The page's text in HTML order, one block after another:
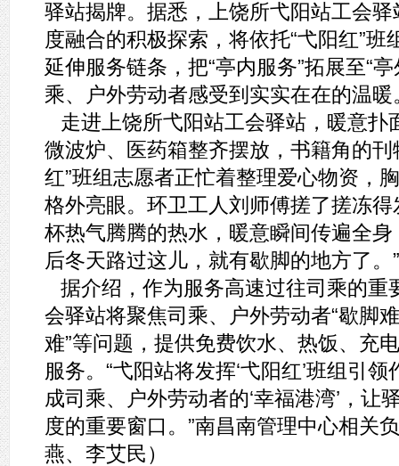
驿站揭牌。据悉，上饶所弋阳站工会驿
度融合的积极探索，将依托“弋阳红”班
延伸服务链条，把“亭内服务”拓展至“
乘、户外劳动者感受到实实在在的温暖
走进上饶所弋阳站工会驿站，暖意扑
微波炉、医药箱整齐摆放，书籍角的刊
红”班组志愿者正忙着整理爱心物资，
格外亮眼。环卫工人刘师傅搓了搓冻
杯热气腾腾的热水，暖意瞬间传遍全身
后冬天路过这儿，就有歇脚的地方了。”
据介绍，作为服务高速过往司乘的重
会驿站将聚焦司乘、户外劳动者“歇脚
难”等问题，提供免费饮水、热饭、充
服务。“弋阳站将发挥‘弋阳红’班组引
成司乘、户外劳动者的‘幸福港湾’，让
度的重要窗口。”南昌南管理中心相关
燕、李艾民）